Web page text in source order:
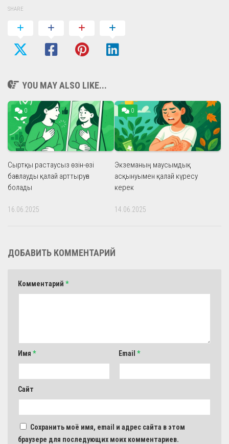
SHARE
YOU MAY ALSO LIKE...
0
Сыртқы растаусыз өзін-өзі
бағалауды қалай арттыруға
болады
16.06.2025
0
Экземаның маусымдық
асқынуымен қалай күресу
керек
14.06.2025
ДОБАВИТЬ КОММЕНТАРИЙ
Комментарий *
Имя * Email *
Сайт
Сохранить моё имя, email и адрес сайта в этом
браузере для последующих моих комментариев.